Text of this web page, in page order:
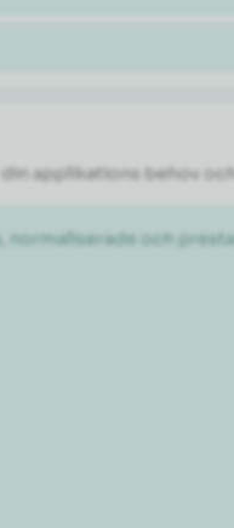
applikations behov
normaliserade och